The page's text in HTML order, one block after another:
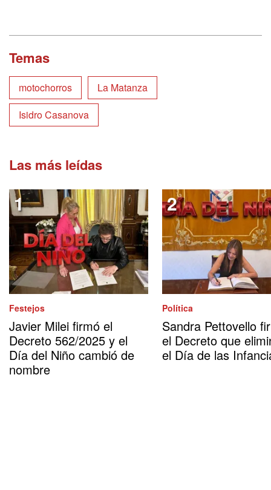
Temas
motochorros
La Matanza
Isidro Casanova
Las más leídas
Festejos
Javier Milei firmó el
Decreto 562/2025 y el
Día del Niño cambió de
nombre
Política
Sandra Pettovello
el Decreto que
el Día de las